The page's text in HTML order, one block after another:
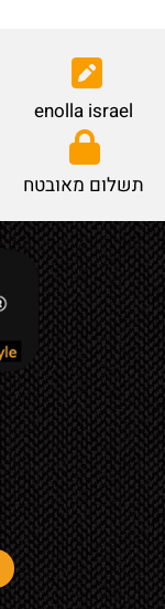
enolla israel
תשלום מאובטח